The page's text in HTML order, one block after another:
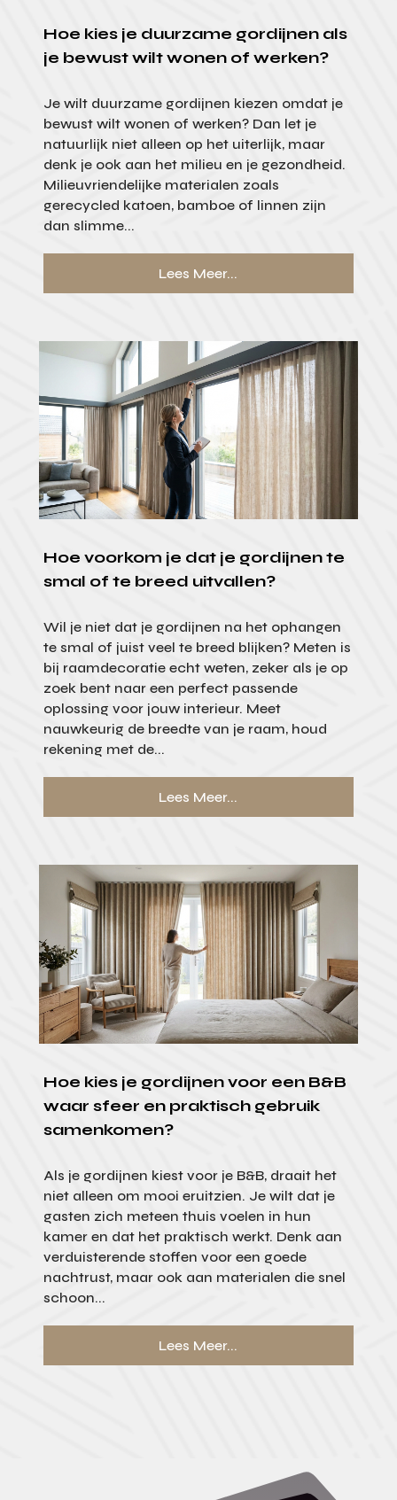
Hoe kies je duurzame gordijnen als
je bewust wilt wonen of werken?
Je wilt duurzame gordijnen kiezen omdat je
bewust wilt wonen of werken? Dan let je
natuurlijk niet alleen op het uiterlijk, maar
denk je ook aan het milieu en je gezondheid.
Milieuvriendelijke materialen zoals
gerecycled katoen, bamboe of linnen zijn
dan slimme...
Lees Meer...
Hoe voorkom je dat je gordijnen te
smal of te breed uitvallen?
Wil je niet dat je gordijnen na het ophangen
te smal of juist veel te breed blijken? Meten is
bij raamdecoratie echt weten, zeker als je op
zoek bent naar een perfect passende
oplossing voor jouw interieur. Meet
nauwkeurig de breedte van je raam, houd
rekening met de...
Lees Meer...
Hoe kies je gordijnen voor een B&B
waar sfeer en praktisch gebruik
samenkomen?
Als je gordijnen kiest voor je B&B, draait het
niet alleen om mooi eruitzien. Je wilt dat je
gasten zich meteen thuis voelen in hun
kamer en dat het praktisch werkt. Denk aan
verduisterende stoffen voor een goede
nachtrust, maar ook aan materialen die snel
schoon...
Lees Meer...